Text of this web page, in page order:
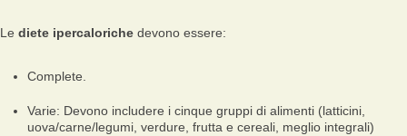
Le diete ipercaloriche devono essere:
Complete.
Varie: Devono includere i cinque gruppi di alimenti (latticini,
uova/carne/legumi, verdure, frutta e cereali, meglio integrali)